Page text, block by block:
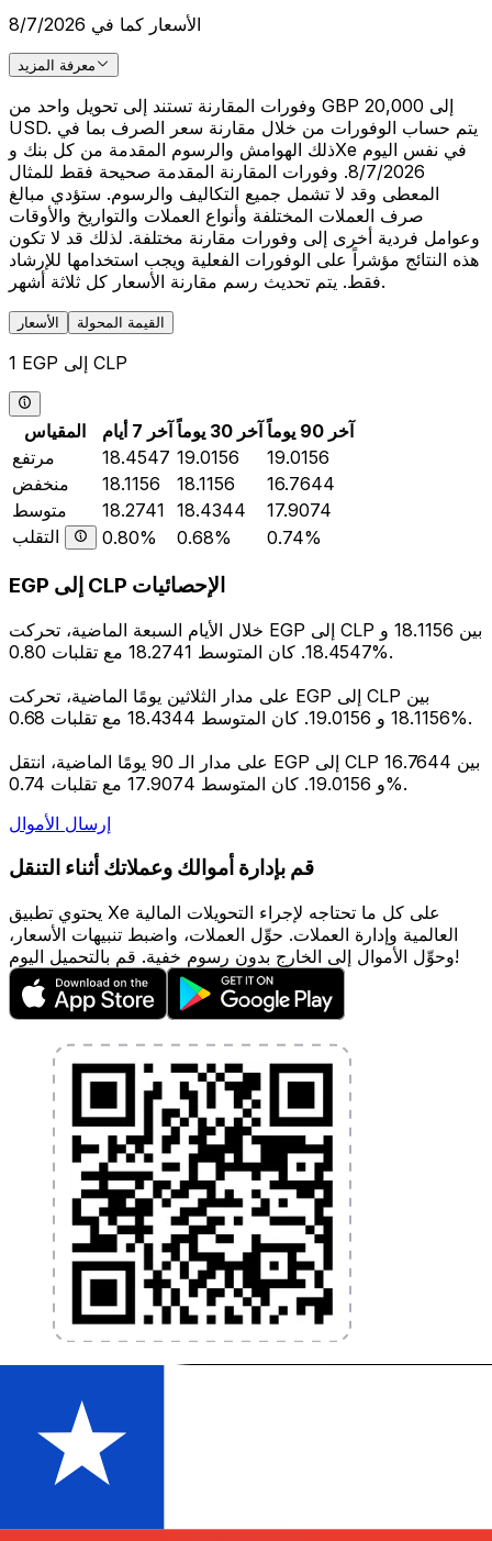
الأسعار كما في 8/7/2026
معرفة المزيد
وفورات المقارنة تستند إلى تحويل واحد من GBP 20,000 إلى
USD. يتم حساب الوفورات من خلال مقارنة سعر الصرف بما في
ذلك الهوامش والرسوم المقدمة من كل بنك وXe في نفس اليوم
8/7/2026. وفورات المقارنة المقدمة صحيحة فقط للمثال
المعطى وقد لا تشمل جميع التكاليف والرسوم. ستؤدي مبالغ
صرف العملات المختلفة وأنواع العملات والتواريخ والأوقات
وعوامل فردية أخرى إلى وفورات مقارنة مختلفة. لذلك قد لا تكون
هذه النتائج مؤشراً على الوفورات الفعلية ويجب استخدامها للإرشاد
فقط. يتم تحديث رسم مقارنة الأسعار كل ثلاثة أشهر.
الأسعار القيمة المحولة
1 EGP إلى CLP
المقياس آخر 7 أيام آخر 30 يوماً
آخر 90 يوماً
مرتفع
18.4547 19.0156
19.0156
منخفض
18.1156 18.1156
16.7644
متوسط
18.2741 18.4344
17.9074
التقلب
0.80% 0.68% 0.74%
EGP إلى CLP الإحصائيات
خلال الأيام السبعة الماضية، تحركت EGP إلى CLP بين 18.1156 و
18.4547. كان المتوسط 18.2741 مع تقلبات 0.80%.
على مدار الثلاثين يومًا الماضية، تحركت EGP إلى CLP بين
18.1156 و 19.0156. كان المتوسط 18.4344 مع تقلبات 0.68%.
على مدار الـ 90 يومًا الماضية، انتقل EGP إلى CLP بين 16.7644
و 19.0156. كان المتوسط 17.9074 مع تقلبات 0.74%.
إرسال الأموال
قم بإدارة أموالك وعملاتك أثناء التنقل
يحتوي تطبيق Xe على كل ما تحتاجه لإجراء التحويلات المالية
العالمية وإدارة العملات. حوِّل العملات، واضبط تنبيهات الأسعار،
وحوِّل الأموال إلى الخارج بدون رسوم خفية. قم بالتحميل اليوم!